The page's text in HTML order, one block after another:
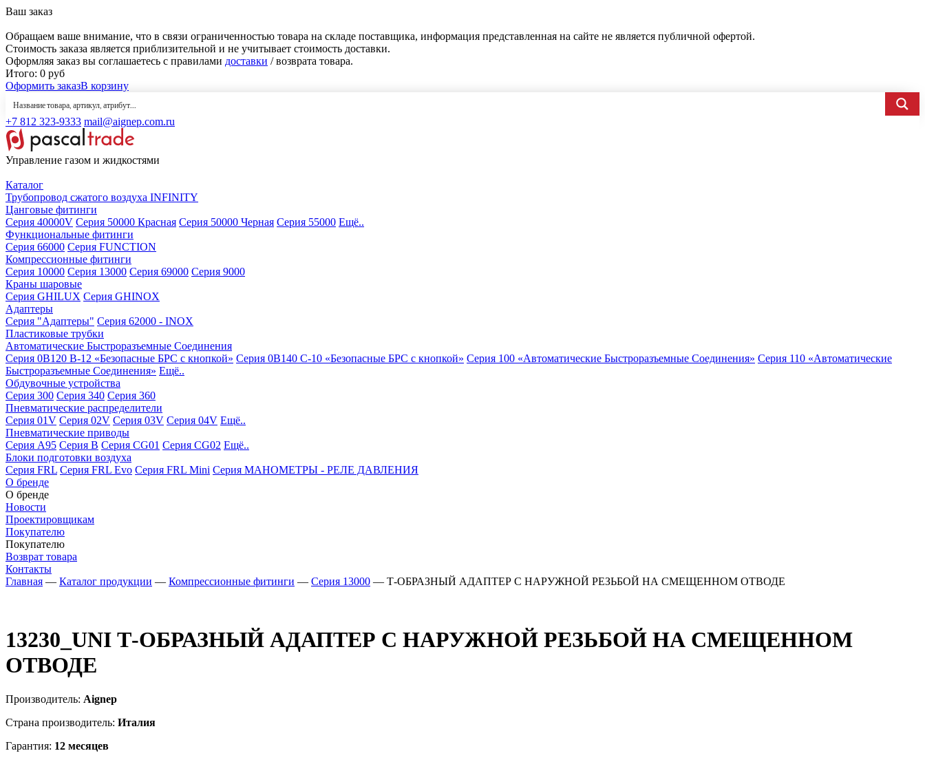
Ваш заказ
Обращаем ваше внимание, что в связи ограниченностью товара на складе поставщика, информация представленная на сайте не является публичной офертой.
Стоимость заказа является приблизительной и не учитывает стоимость доставки.
Оформляя заказ вы соглашаетесь с правилами доставки / возврата товара.
Итого: 0 руб
Оформить заказВ корзину
+7 812 323-9333 mail@aignep.com.ru
Управление газом и жидкостями
Каталог
Трубопровод сжатого воздуха INFINITY
Цанговые фитинги
Серия 40000V Серия 50000 Красная Серия 50000 Черная Серия 55000 Ещё..
Функциональные фитинги
Серия 66000 Серия FUNCTION
Компрессионные фитинги
Серия 10000 Серия 13000 Серия 69000 Серия 9000
Краны шаровые
Серия GHILUX Серия GHINOX
Адаптеры
Серия "Адаптеры" Серия 62000 - INOX
Пластиковые трубки
Автоматические Быстроразъемные Соединения
Серия 0B120 B-12 «Безопасные БРС с кнопкой» Серия 0B140 C-10 «Безопасные БРС с кнопкой» Серия 100 «Автоматические Быстроразъемные Соединения» Серия 110 «Автоматические
Быстроразъемные Соединения» Ещё..
Обдувочные устройства
Серия 300 Серия 340 Серия 360
Пневматические распределители
Серия 01V Серия 02V Серия 03V Серия 04V Ещё..
Пневматические приводы
Серия A95 Серия B Серия CG01 Серия CG02 Ещё..
Блоки подготовки воздуха
Серия FRL Серия FRL Evo Серия FRL Mini Серия МАНОМЕТРЫ - РЕЛЕ ДАВЛЕНИЯ
О бренде
О бренде
Новости
Проектировщикам
Покупателю
Покупателю
Возврат товара
Контакты
Главная — Каталог продукции — Компрессионные фитинги — Серия 13000 — Т-ОБРАЗНЫЙ АДАПТЕР С НАРУЖНОЙ РЕЗЬБОЙ НА СМЕЩЕННОМ ОТВОДЕ
13230_UNI Т-ОБРАЗНЫЙ АДАПТЕР С НАРУЖНОЙ РЕЗЬБОЙ НА СМЕЩЕННОМ
ОТВОДЕ
Производитель: Aignep
Страна производитель: Италия
Гарантия: 12 месяцев